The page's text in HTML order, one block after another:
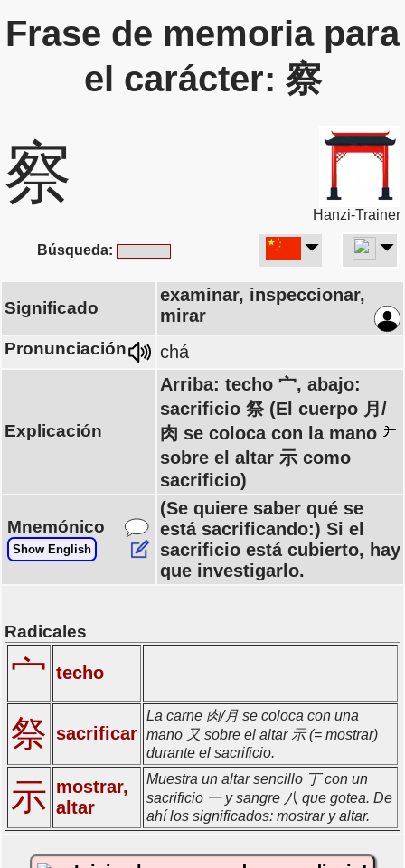
Frase de memoria para
el carácter: 察
察
Hanzi-Trainer
Búsqueda:
Significado
examinar, inspeccionar,
mirar
Pronunciación chá
Explicación
Arriba: techo 宀, abajo:
sacrificio 祭 (El cuerpo 月/
肉 se coloca con la mano
sobre el altar 示 como
sacrificio)
Mnemónico
Show English
(Se quiere saber qué se
está sacrificando:) Si el
sacrificio está cubierto, hay
que investigarlo.
Radicales
宀 techo
祭 sacrificar
La carne 肉/月 se coloca con una
mano 又 sobre el altar 示 (= mostrar)
durante el sacrificio.
示 mostrar,
altar
Muestra un altar sencillo 丁 con un
sacrificio 一 y sangre 八 que gotea. De
ahí los significados: mostrar y altar.